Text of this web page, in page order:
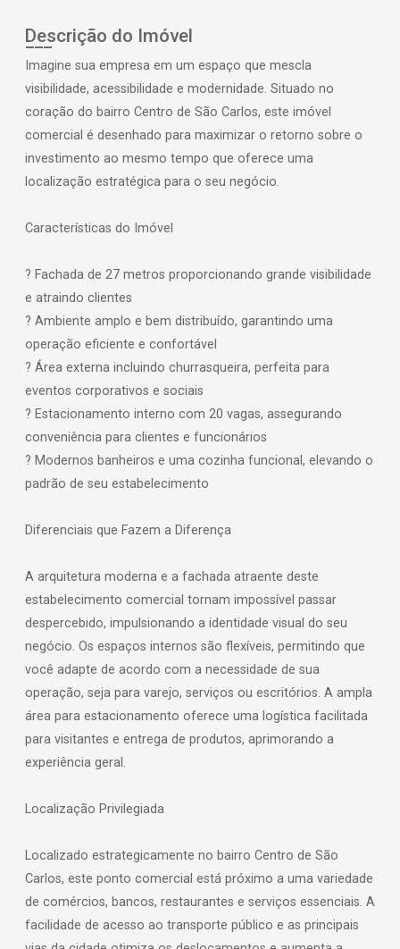
Descrição do Imóvel
Imagine sua empresa em um espaço que mescla
visibilidade, acessibilidade e modernidade. Situado no
coração do bairro Centro de São Carlos, este imóvel
comercial é desenhado para maximizar o retorno sobre o
investimento ao mesmo tempo que oferece uma
localização estratégica para o seu negócio.
Características do Imóvel
? Fachada de 27 metros proporcionando grande visibilidade
e atraindo clientes
? Ambiente amplo e bem distribuído, garantindo uma
operação eficiente e confortável
? Área externa incluindo churrasqueira, perfeita para
eventos corporativos e sociais
? Estacionamento interno com 20 vagas, assegurando
conveniência para clientes e funcionários
? Modernos banheiros e uma cozinha funcional, elevando o
padrão de seu estabelecimento
Diferenciais que Fazem a Diferença
A arquitetura moderna e a fachada atraente deste
estabelecimento comercial tornam impossível passar
despercebido, impulsionando a identidade visual do seu
negócio. Os espaços internos são flexíveis, permitindo que
você adapte de acordo com a necessidade de sua
operação, seja para varejo, serviços ou escritórios. A ampla
área para estacionamento oferece uma logística facilitada
para visitantes e entrega de produtos, aprimorando a
experiência geral.
Localização Privilegiada
Localizado estrategicamente no bairro Centro de São
Carlos, este ponto comercial está próximo a uma variedade
de comércios, bancos, restaurantes e serviços essenciais. A
facilidade de acesso ao transporte público e as principais